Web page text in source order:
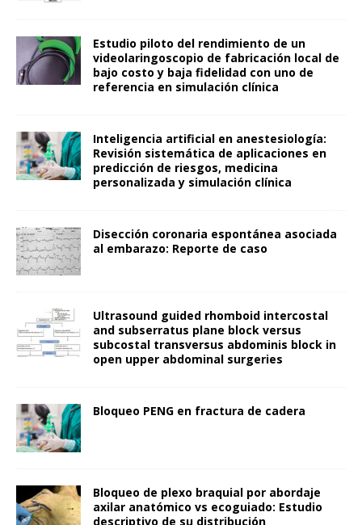
Estudio piloto del rendimiento de un
videolaringoscopio de fabricación local de
bajo costo y baja fidelidad con uno de
referencia en simulación clínica
Inteligencia artificial en anestesiología:
Revisión sistemática de aplicaciones en
predicción de riesgos, medicina
personalizada y simulación clínica
Disección coronaria espontánea asociada
al embarazo: Reporte de caso
Ultrasound guided rhomboid intercostal
and subserratus plane block versus
subcostal transversus abdominis block in
open upper abdominal surgeries
Bloqueo PENG en fractura de cadera
Bloqueo de plexo braquial por abordaje
axilar anatómico vs ecoguiado: Estudio
descriptivo de su distribución